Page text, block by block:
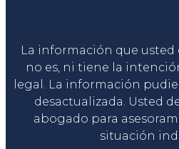
La información que
no es, ni tiene la
legal. La información
desactualizada. Usted
abogado para
situación